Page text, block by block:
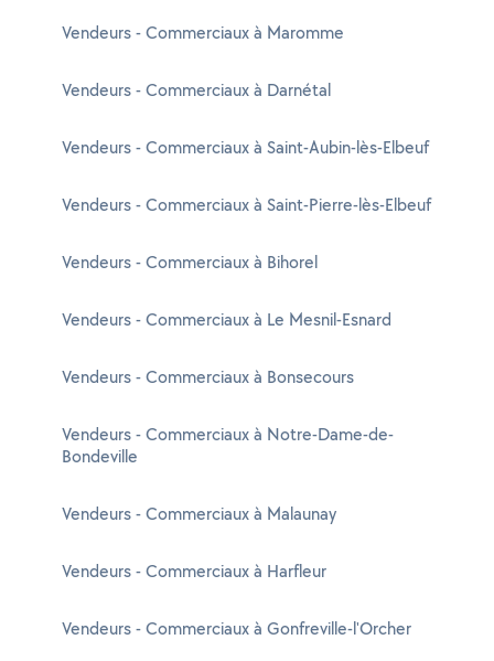
Vendeurs - Commerciaux à Maromme
Vendeurs - Commerciaux à Darnétal
Vendeurs - Commerciaux à Saint-Aubin-lès-Elbeuf
Vendeurs - Commerciaux à Saint-Pierre-lès-Elbeuf
Vendeurs - Commerciaux à Bihorel
Vendeurs - Commerciaux à Le Mesnil-Esnard
Vendeurs - Commerciaux à Bonsecours
Vendeurs - Commerciaux à Notre-Dame-de-
Bondeville
Vendeurs - Commerciaux à Malaunay
Vendeurs - Commerciaux à Harfleur
Vendeurs - Commerciaux à Gonfreville-l'Orcher